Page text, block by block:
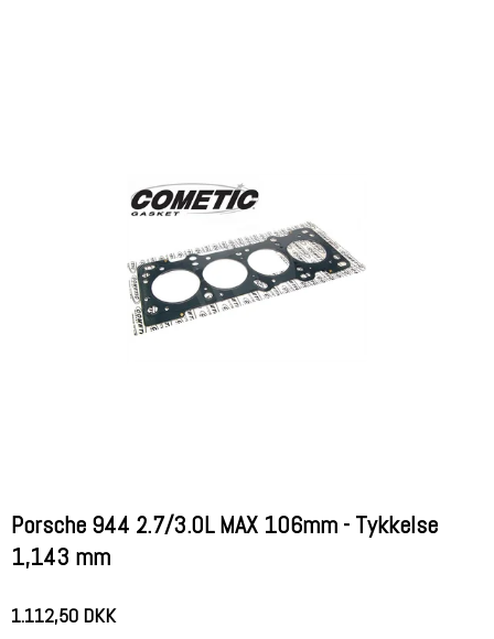
Porsche 944 2.7/3.0L MAX 106mm - Tykkelse
1,143 mm
1.112,50 DKK